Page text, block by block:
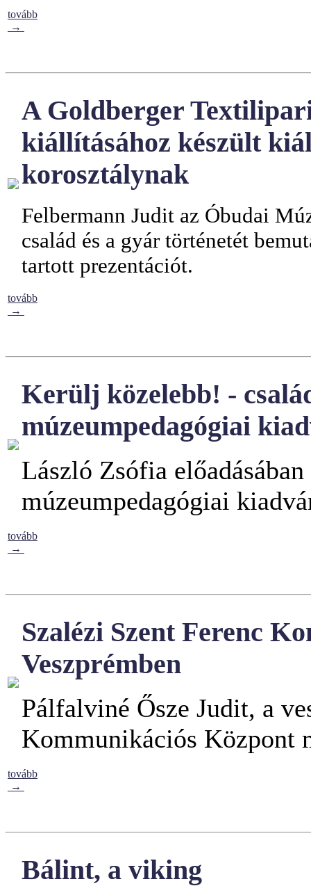
tovább
→
A Goldberger
kiállításához készült
korosztálynak
Felbermann Judit az Óbudai
család és a gyár történetét
tartott prezentációt.
tovább
→
Kerülj közelebb! -
múzeumpedagógiai
László Zsófia
múzeumpedagógiai
tovább
→
Szalézi Szent Ferenc
Veszprémben
Pálfalviné Ősze Judit, a
Kommunikációs Központ
tovább
→
Bálint, a viking